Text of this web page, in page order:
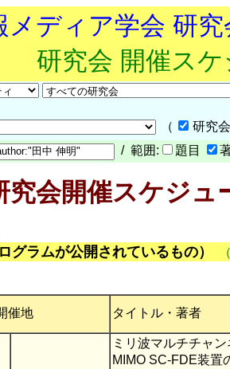
メディア学会 研
研究会 開催ス
（
研究
/ 範囲: 題目
究会開催スケジュ
グラムが公開されているもの）
催地 タイトル・著者
ミリ波マルチチャン
MIMO SC-FDE装置